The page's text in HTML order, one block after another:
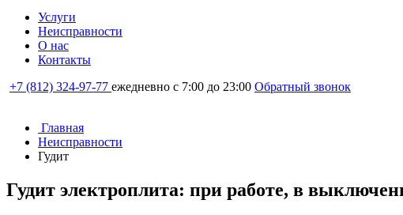
Услуги
Неисправности
О нас
Контакты
+7 (812) 324-97-77 ежедневно с 7:00 до 23:00 Обратный звонок
Главная
Неисправности
Гудит
Гудит электроплита: при работе, в